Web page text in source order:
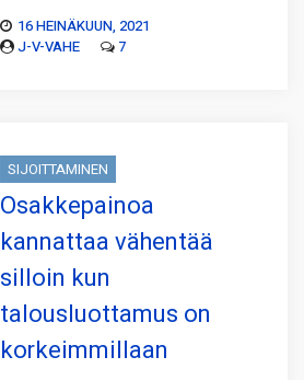
16 HEINÄKUUN, 2021
J-V-VAHE
7
SIJOITTAMINEN
Osakkepainoa
kannattaa vähentää
silloin kun
talousluottamus on
korkeimmillaan